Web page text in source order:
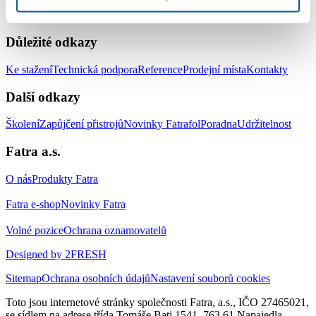
izolaci jezírek a vodních plochDoplňky
Důležité odkazy
Ke staženíTechnická podporaReferenceProdejní místaKontakty
Další odkazy
ŠkoleníZapůjčení přistrojůNovinky FatrafolPoradnaUdržitelnost
Fatra a.s.
O násProdukty Fatra
Fatra e-shopNovinky Fatra
Volné poziceOchrana oznamovatelů
Designed by 2FRESH
SitemapOchrana osobních údajůNastavení souborů cookies
Toto jsou internetové stránky společnosti Fatra, a.s., IČO 27465021,